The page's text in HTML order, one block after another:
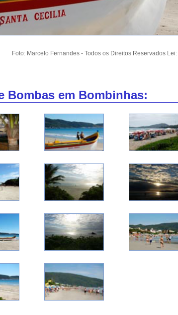
Foto: Marcelo Fernandes - Todos os Direitos Reservados Lei:
Bombas em Bombinhas: